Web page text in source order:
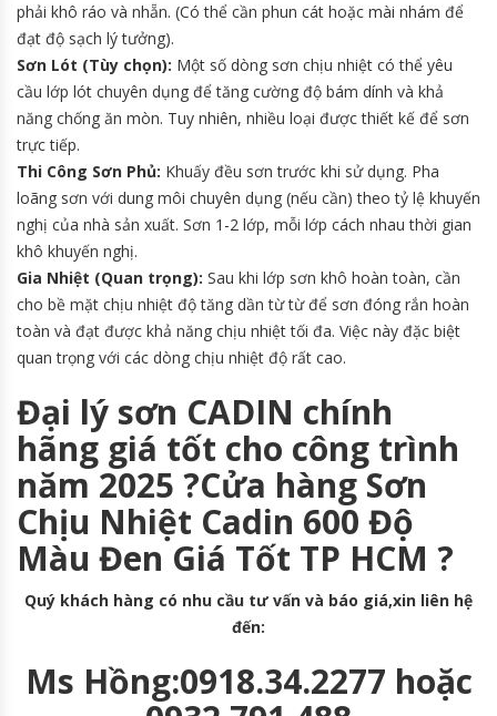
phải khô ráo và nhẵn. (Có thể cần phun cát hoặc mài nhám để
đạt độ sạch lý tưởng).
Sơn Lót (Tùy chọn): Một số dòng sơn chịu nhiệt có thể yêu
cầu lớp lót chuyên dụng để tăng cường độ bám dính và khả
năng chống ăn mòn. Tuy nhiên, nhiều loại được thiết kế để sơn
trực tiếp.
Thi Công Sơn Phủ: Khuấy đều sơn trước khi sử dụng. Pha
loãng sơn với dung môi chuyên dụng (nếu cần) theo tỷ lệ khuyến
nghị của nhà sản xuất. Sơn 1-2 lớp, mỗi lớp cách nhau thời gian
khô khuyến nghị.
Gia Nhiệt (Quan trọng): Sau khi lớp sơn khô hoàn toàn, cần
cho bề mặt chịu nhiệt độ tăng dần từ từ để sơn đóng rắn hoàn
toàn và đạt được khả năng chịu nhiệt tối đa. Việc này đặc biệt
quan trọng với các dòng chịu nhiệt độ rất cao.
Đại lý sơn CADIN chính
hãng giá tốt cho công trình
năm 2025 ?Cửa hàng Sơn
Chịu Nhiệt Cadin 600 Độ
Màu Đen Giá Tốt TP HCM ?
Quý khách hàng có nhu cầu tư vấn và báo giá,xin liên hệ
đến:
Ms Hồng:0918.34.2277 hoặc